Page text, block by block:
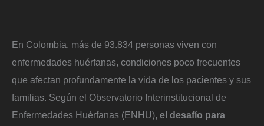
En Colombia, más de 93.834 personas viven con
enfermedades huérfanas, condiciones poco frecuentes
que afectan profundamente la vida de los pacientes y sus
familias. Según el Observatorio Interinstitucional de
Enfermedades Huérfanas (ENHU), el desafío para